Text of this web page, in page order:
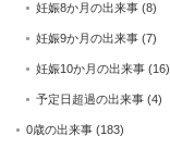
妊娠8か月の出来事 (8)
妊娠9か月の出来事 (7)
妊娠10か月の出来事 (16)
予定日超過の出来事 (4)
0歳の出来事 (183)